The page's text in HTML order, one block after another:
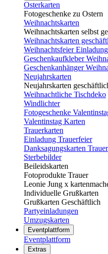
Osterkarten
Fotogeschenke zu Ostern
Weihnachtskarten
Weihnachtskarten selbst
Weihnachtskarten
Weihnachtsfeier
Geschenkaufkleber
Geschenkanhänger
Neujahrskarten
Neujahrskarten
Weihnachtliche Tischdeko
Windlichter
Fotogeschenke
Valentinstag Karten
Trauerkarten
Einladung Trauerfeier
Danksagungskarten Trauer
Sterbebilder
Beileidskarten
Fotoprodukte Trauer
Leonie Jung x
Individuelle Grußkarten
Grußkarten Geschäftlich
Partyeinladungen
Umzugskarten
Eventplattform
Eventplattform
Extras